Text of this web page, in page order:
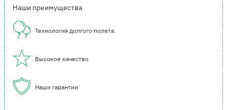
Наши преимущества
Технология долгого полета
Высокое качество
Наши гарантии